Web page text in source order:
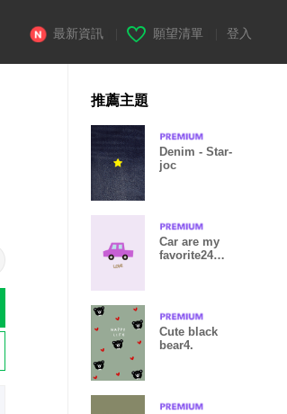
最新資訊 願望清單 登入
推薦主題
Denim - Star-
joc
Car are my
favorite24
Cute black
bear4.